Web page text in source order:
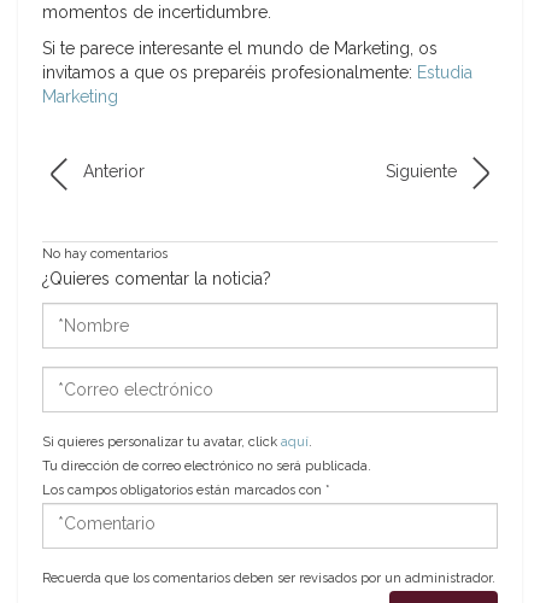
momentos de incertidumbre.
Si te parece interesante el mundo de Marketing, os
invitamos a que os preparéis profesionalmente: Estudia
Marketing
Anterior Siguiente
No hay comentarios
¿Quieres comentar la noticia?
electrónico
Si quieres personalizar tu avatar, click aquí.
Tu dirección de correo electrónico no será publicada.
Los campos obligatorios están marcados con *
*Comentario
Recuerda que los comentarios deben ser revisados por un administrador.